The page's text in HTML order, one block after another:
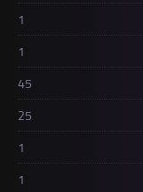
1
1
45
25
1
1